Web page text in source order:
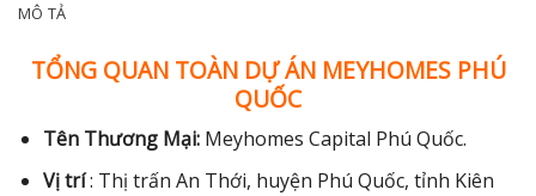
MÔ TẢ
TỔNG QUAN TOÀN DỰ ÁN MEYHOMES PHÚ
QUỐC
Tên Thương Mại:Meyhomes Capital Phú Quốc.
Vị trí: Thị trấn An Thới, huyện Phú Quốc, tỉnh Kiên